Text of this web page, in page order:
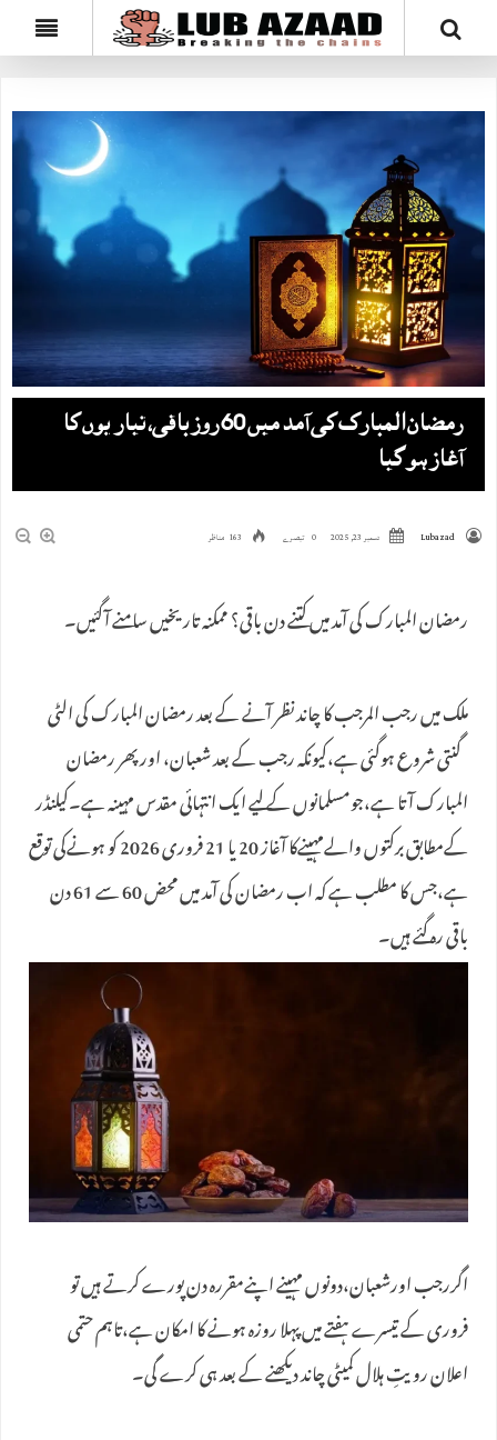
رمضان المبارک کی آمد میں 60 روز باقی، تیاریوں کا
آغاز ہو گیا
Lubazad دسمبر 23, 2025 0 تبصرے 163 مناظر
رمضان المبارک کی آمد میں کتنے دن باقی؟ ممکنہ تاریخیں سامنے آگئیں۔
ملک میں رجب المرجب کا چاند نظر آنے کے بعد رمضان المبارک کی الٹی
گنتی شروع ہوگئی ہے،کیونکہ رجب کے بعد شعبان، اور پھر رمضان
المبارک آتا ہے،جومسلمانوں کے لیے ایک انتہائی مقدس مہینہ ہے۔کیلنڈر
کےمطابق برکتوں والےمہینےکا آغاز 20 یا 21 فروری 2026 کو ہونےکی توقع
ہے،جس کا مطلب ہے کہ اب رمضان کی آمد میں محض 60 سے 61 دن
باقی رہ گئے ہیں۔
اگررجب اورشعبان،دونوں مہینے اپنےمقررہ دن پورے کرتے ہیں تو
فروری کے تیسرے ہفتے میں پہلا روزہ ہونے کا امکان ہے،تاہم حتمی
اعلان رویتِ ہلال کمیٹی چاند دیکھنے کے بعد ہی کرے گی۔